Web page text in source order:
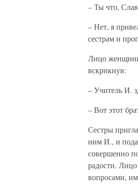
– Ты что,
– Нет, я
сестрам и
Лицо женщины
вскрикнув:
– Учитель И.
– Вот этот
Сестры
ним И., и
совершенно
радости.
вопросами,